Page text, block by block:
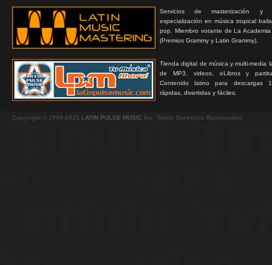
Servicios de masterización y
especialización en música tropical
pop. Miembro votante de La
(Premios Grammy y Latin Grammy).
Tienda digital de música y multi-media
de MP3, videos, eLibros y
Contenido latino para descargas
rápidas, divertidas y fáciles.
Copyright © 1999-2026 LATIN PULSE MUSIC Inc. Todos Derechos Reservados.